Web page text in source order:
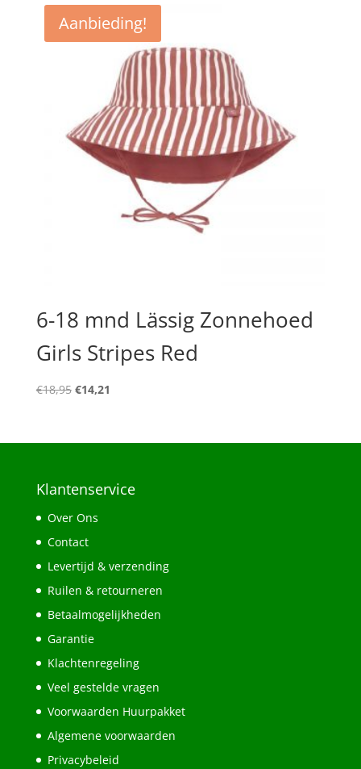
€18,95.€15,95.
Aanbieding!
6-18 mnd Lässig Zonnehoed
Girls Stripes Red
€18,95 Oorspronkelijke
€18,95.
€14,21
€14,21.
Klantenservice
Over Ons
Contact
Levertijd & verzending
Ruilen & retourneren
Betaalmogelijkheden
Garantie
Klachtenregeling
Veel gestelde vragen
Voorwaarden Huurpakket
Algemene voorwaarden
Privacybeleid